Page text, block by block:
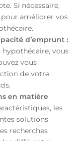
Si nécessaire,
améliorer vos
d’emprunt :
vous
vous
de votre
en matière
les
solutions
recherches